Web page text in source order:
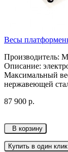
Весы
Производитель:
Описание:
Максимальный
нержавеющей
87 900 р.
В корзину
Купить в один клик